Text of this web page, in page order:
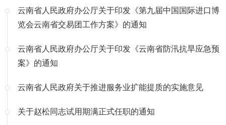
云南省人民政府办公厅关于印发《第九届中国国际进口博
览会云南省交易团工作方案》的通知
云南省人民政府办公厅关于印发《云南省防汛抗旱应急预
案》的通知
云南省人民政府关于推进服务业扩能提质的实施意见
关于赵松同志试用期满正式任职的通知